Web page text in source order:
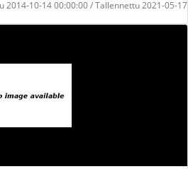
2014-10-14 00:00:00 / Tallennettu 2021-05-17